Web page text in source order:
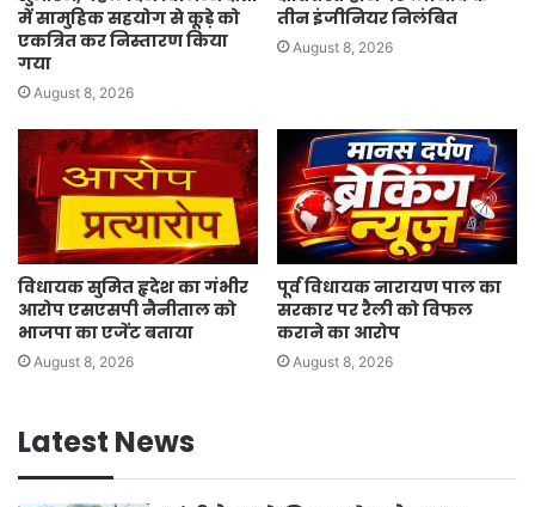
में सामुहिक सहयोग से कूड़े को
एकत्रित कर निस्तारण किया
गया
August 8, 2026
तीन इंजीनियर निलंबित
August 8, 2026
विधायक सुमित हृदेश का गंभीर
आरोप एसएसपी नैनीताल को
भाजपा का एजेंट बताया
August 8, 2026
पूर्व विधायक नारायण पाल का
सरकार पर रैली को विफल
कराने का आरोप
August 8, 2026
Latest News